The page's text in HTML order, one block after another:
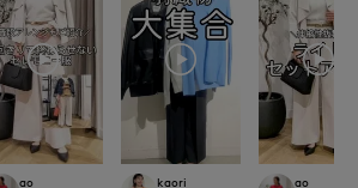
ao
kaori
ao